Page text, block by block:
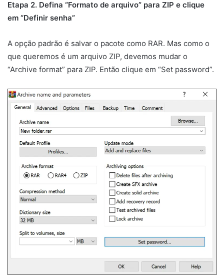
Etapa 2. Defina “Formato de arquivo” para ZIP e clique
em “Definir senha”
A opção padrão é salvar o pacote como RAR. Mas como o
que queremos é um arquivo ZIP, devemos mudar o
“Archive format” para ZIP. Então clique em “Set password”.